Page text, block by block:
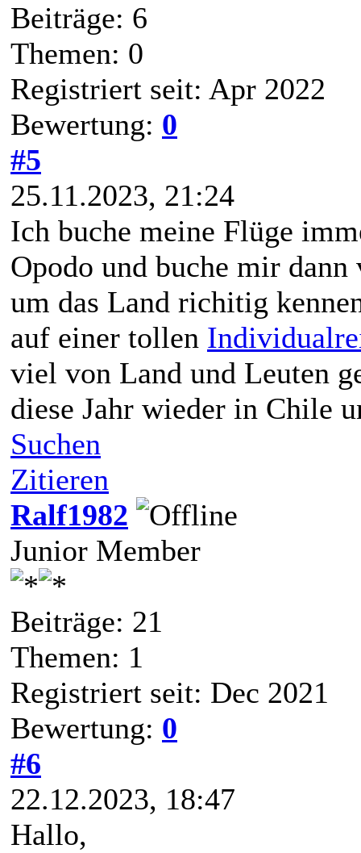
Beiträge: 6
Themen: 0
Registriert seit: Apr 2022
Bewertung: 0
#5
25.11.2023, 21:24
Ich buche meine Flüge
Opodo und buche mir
um das Land richitig
auf einer tollen
viel von Land und Leuten
diese Jahr wieder in Chile
Suchen
Zitieren
Ralf1982
Junior Member
Beiträge: 21
Themen: 1
Registriert seit: Dec 2021
Bewertung: 0
#6
22.12.2023, 18:47
Hallo,